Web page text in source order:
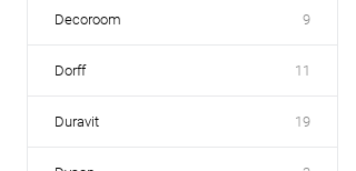
Decoroom 9
Dorff 11
Duravit 19